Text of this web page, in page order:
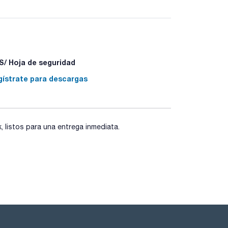
Hoja de seguridad
para descargas
para una entrega inmediata.